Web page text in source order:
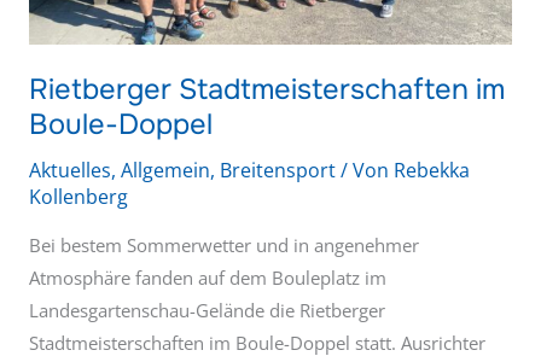
Rietberger Stadtmeisterschaften im
Boule-Doppel
Aktuelles, Allgemein, Breitensport/ Von Rebekka
Kollenberg
Bei bestem Sommerwetter und in angenehmer
Atmosphäre fanden auf dem Bouleplatz im
Landesgartenschau-Gelände die Rietberger
Stadtmeisterschaften im Boule-Doppel statt. Ausrichter